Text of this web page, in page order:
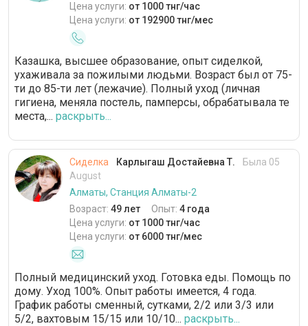
Цена услуги: от 1000 тнг/час
Цена услуги: от 192900 тнг/мес
Казашка, высшее образование, опыт сиделкой,
ухаживала за пожилыми людьми. Возраст был от 75-
ти до 85-ти лет (лежачие). Полный уход (личная
гигиена, меняла постель, памперсы, обрабатывала те
места,... раскрыть...
Сиделка Карлыгаш Достайевна Т.
Была 05
August
Алматы, Станция Алматы-2
Возраст: 49 лет Опыт: 4 года
Цена услуги: от 1000 тнг/час
Цена услуги: от 6000 тнг/мес
Полный медицинский уход. Готовка еды. Помощь по
дому. Уход 100%. Опыт работы имеется, 4 года.
График работы сменный, сутками, 2/2 или 3/3 или
5/2, вахтовым 15/15 или 10/10... раскрыть...